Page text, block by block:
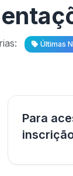
Últimas
Para